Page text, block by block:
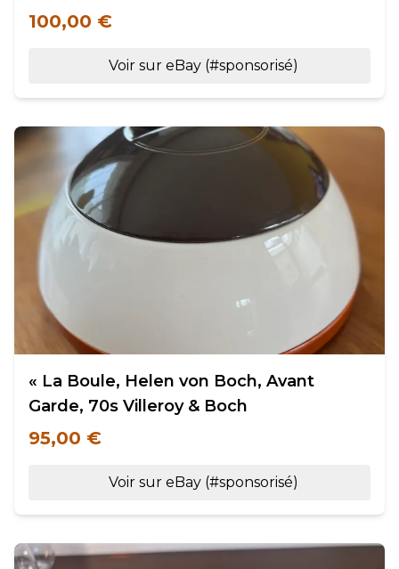
100,00 €
Voir sur eBay (#sponsorisé)
« La Boule, Helen von Boch, Avant
Garde, 70s Villeroy & Boch
95,00 €
Voir sur eBay (#sponsorisé)